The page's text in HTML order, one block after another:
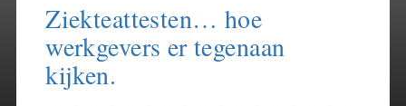
Ziekteattesten… hoe
werkgevers er tegenaan
kijken.